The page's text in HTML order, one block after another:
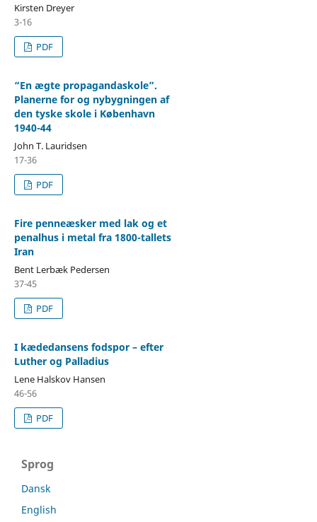
Kirsten Dreyer
3-16
PDF
“En ægte propagandaskole”.
Planerne for og nybygningen af
den tyske skole i København
1940-44
John T. Lauridsen
17-36
PDF
Fire penneæsker med lak og et
penalhus i metal fra 1800-tallets
Iran
Bent Lerbæk Pedersen
37-45
PDF
I kædedansens fodspor – efter
Luther og Palladius
Lene Halskov Hansen
46-56
PDF
Sprog
Dansk
English